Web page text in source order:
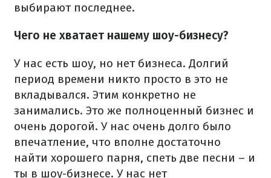
выбирают последнее.
Чего не хватает нашему шоу-бизнесу?
У нас есть шоу, но нет бизнеса. Долгий
период времени никто просто в это не
вкладывался. Этим конкретно не
занимались. Это же полноценный бизнес и
очень дорогой. У нас очень долго было
впечатление, что вполне достаточно
найти хорошего парня, спеть две песни – и
ты в шоу-бизнесе. У нас нет